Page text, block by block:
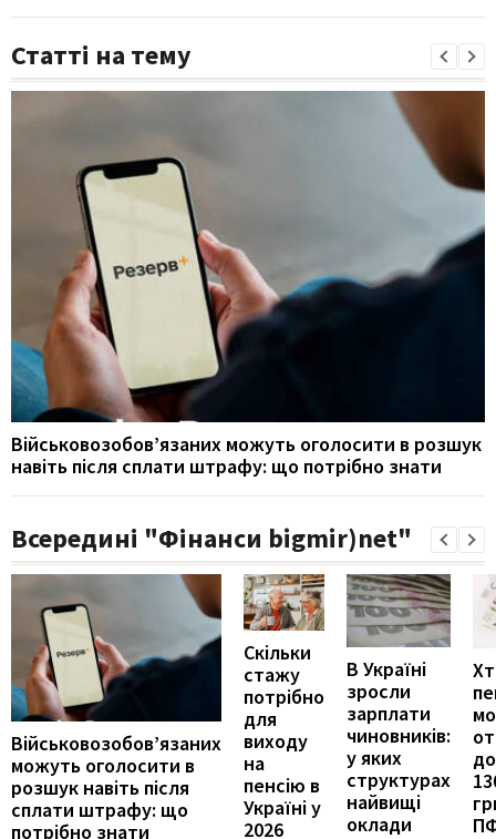
Статті на тему
Військовозобов’язаних можуть оголосити в розшук
навіть після сплати штрафу: що потрібно знати
Всередині "Фінанси bigmir)net"
Військовозобов’язаних
можуть оголосити в
розшук навіть після
сплати штрафу: що
потрібно знати
Скільки
стажу
потрібно
для
виходу
на
пенсію в
Україні у
2026
В Україні
зросли
зарплати
чиновників:
у яких
структурах
найвищі
оклади